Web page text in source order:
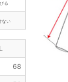
る
ない
68